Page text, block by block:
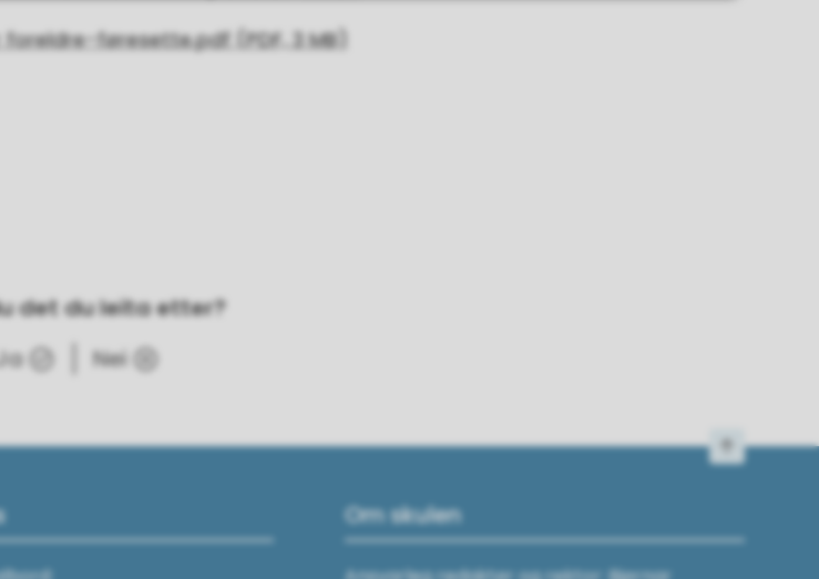
foreldre-føresette.pdf (PDF, 3 MB)
det du leita etter?
Nei
Om skulen
Til toppen